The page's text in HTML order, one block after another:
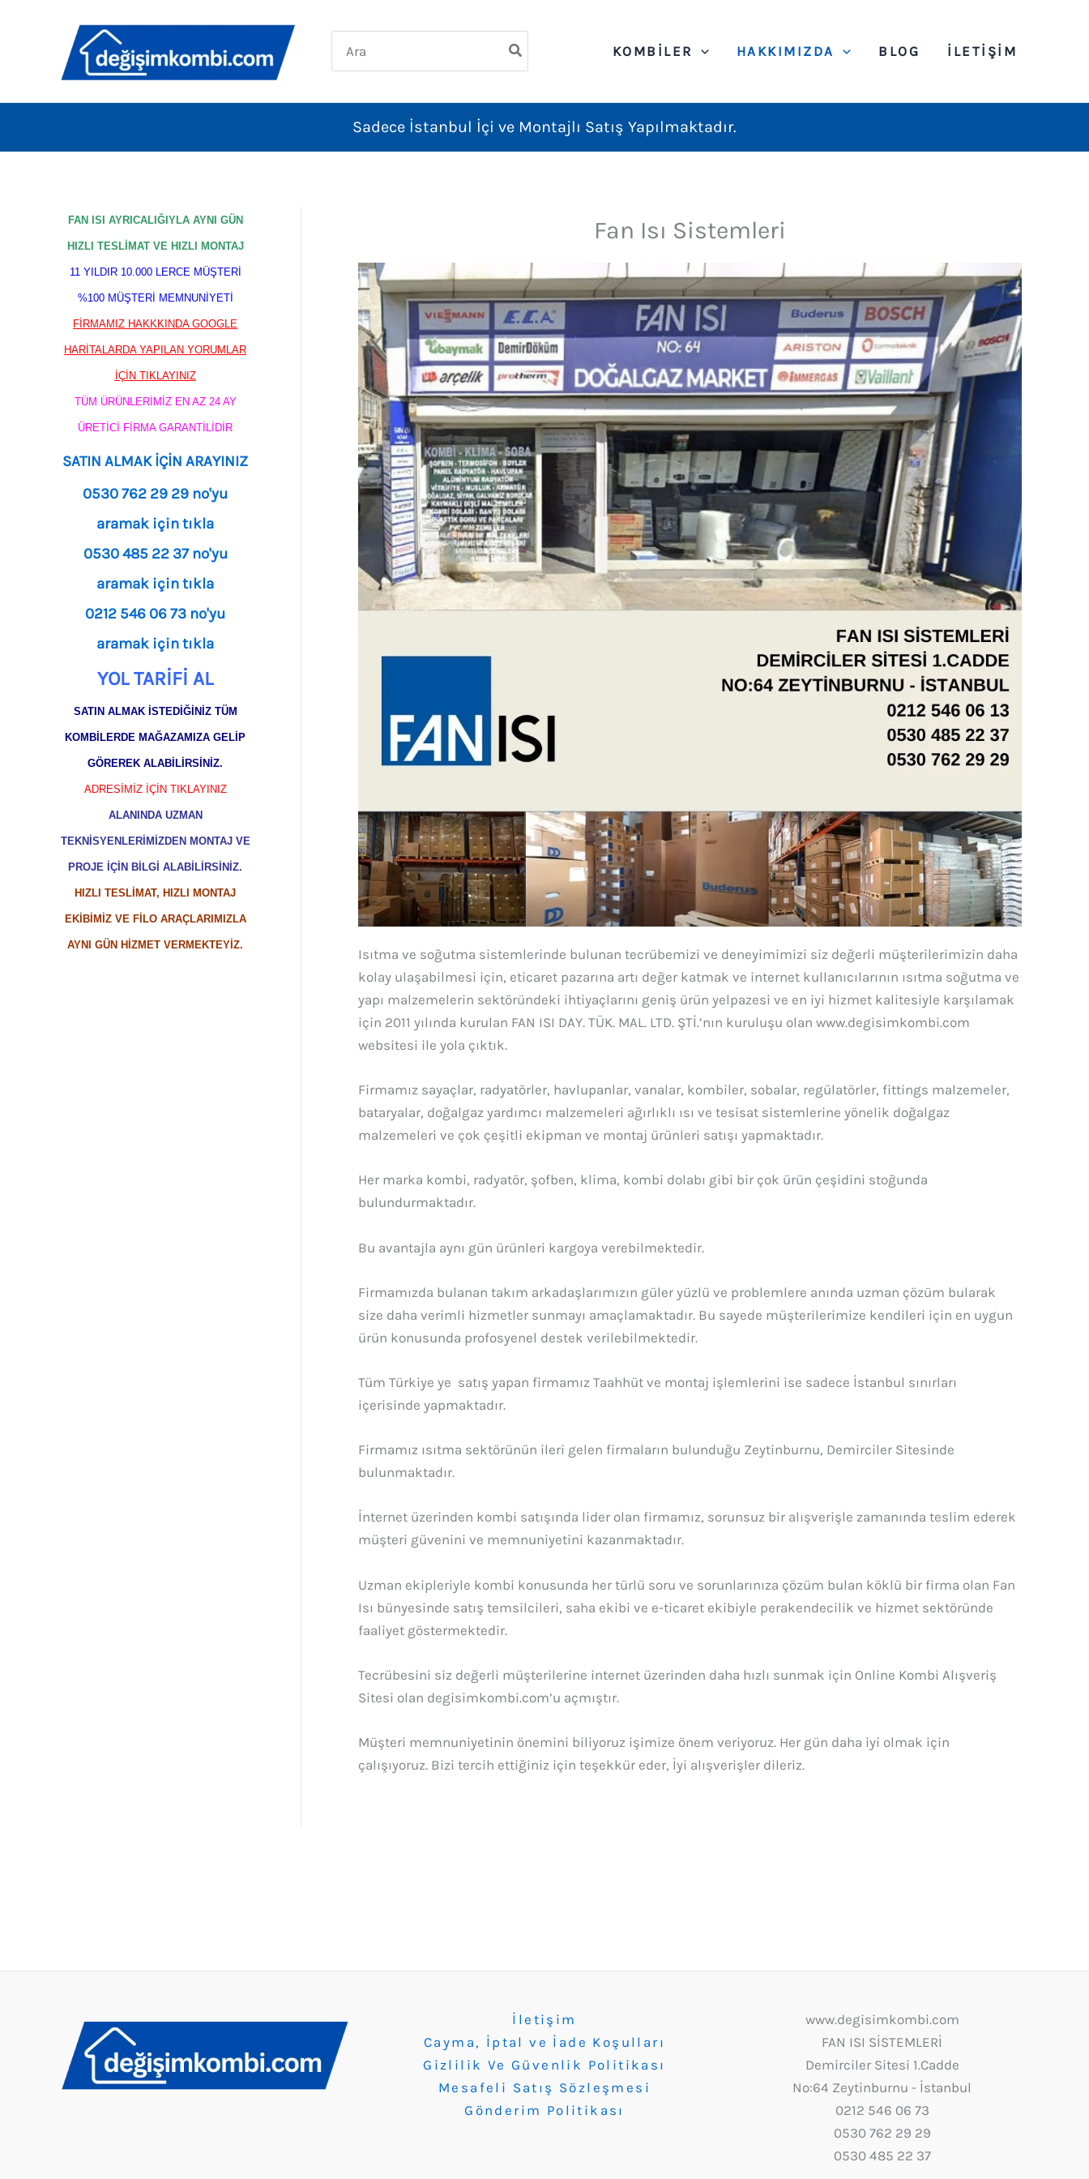
for:
KOMBILER HAKKIMIZDA BLOG İLETIŞIM
Sadece İstanbul İçi ve Montajlı Satış Yapılmaktadır.
FAN ISI AYRICALIĞIYLA AYNI GÜN
HIZLI TESLİMAT VE HIZLI MONTAJ
11 YILDIR 10.000 LERCE MÜŞTERİ
%100 MÜŞTERİ MEMNUNİYETİ
FİRMAMIZ HAKKKINDA GOOGLE
HARİTALARDA YAPILAN YORUMLAR
İÇİN TIKLAYINIZ
TÜM ÜRÜNLERİMİZ EN AZ 24 AY
ÜRETİCİ FİRMA GARANTİLİDİR
SATIN ALMAK İÇİN ARAYINIZ
0530 762 29 29 no'yu
aramak için tıkla
0530 485 22 37 no'yu
aramak için tıkla
0212 546 06 73 no'yu
aramak için tıkla
YOL TARİFİ AL
SATIN ALMAK İSTEDİĞİNİZ TÜM
KOMBİLERDE MAĞAZAMIZA GELİP
GÖREREK ALABİLİRSİNİZ.
ADRESİMİZ İÇİN TIKLAYINIZ
ALANINDA UZMAN
TEKNİSYENLERİMİZDEN MONTAJ VE
PROJE İÇİN BİLGİ ALABİLİRSİNİZ.
HIZLI TESLİMAT, HIZLI MONTAJ
EKİBİMİZ VE FİLO ARAÇLARIMIZLA
AYNI GÜN HİZMET VERMEKTEYİZ.
Fan Isı Sistemleri
Isıtma ve soğutma sistemlerinde bulunan tecrübemizi ve deneyimimizi siz değerli müşterilerimizin daha
kolay ulaşabilmesi için, eticaret pazarına artı değer katmak ve internet kullanıcılarının ısıtma soğutma ve
yapı malzemelerin sektöründeki ihtiyaçlarını geniş ürün yelpazesi ve en iyi hizmet kalitesiyle karşılamak
için 2011 yılında kurulan FAN ISI DAY. TÜK. MAL. LTD. ŞTİ.’nın kuruluşu olan www.degisimkombi.com
websitesi ile yola çıktık.
Firmamız sayaçlar, radyatörler, havlupanlar, vanalar, kombiler, sobalar, regülatörler, fittings malzemeler,
bataryalar, doğalgaz yardımcı malzemeleri ağırlıklı ısı ve tesisat sistemlerine yönelik doğalgaz
malzemeleri ve çok çeşitli ekipman ve montaj ürünleri satışı yapmaktadır.
Her marka kombi, radyatör, şofben, klima, kombi dolabı gibi bir çok ürün çeşidini stoğunda
bulundurmaktadır.
Bu avantajla aynı gün ürünleri kargoya verebilmektedir.
Firmamızda bulanan takım arkadaşlarımızın güler yüzlü ve problemlere anında uzman çözüm bularak
size daha verimli hizmetler sunmayı amaçlamaktadır. Bu sayede müşterilerimize kendileri için en uygun
ürün konusunda profosyenel destek verilebilmektedir.
Tüm Türkiye ye satış yapan firmamız Taahhüt ve montaj işlemlerini ise sadece İstanbul sınırları
içerisinde yapmaktadır.
Firmamız ısıtma sektörünün ileri gelen firmaların bulunduğu Zeytinburnu, Demirciler Sitesinde
bulunmaktadır.
İnternet üzerinden kombi satışında lider olan firmamız, sorunsuz bir alışverişle zamanında teslim ederek
müşteri güvenini ve memnuniyetini kazanmaktadır.
Uzman ekipleriyle kombi konusunda her türlü soru ve sorunlarınıza çözüm bulan köklü bir firma olan Fan
Isı bünyesinde satış temsilcileri, saha ekibi ve e-ticaret ekibiyle perakendecilik ve hizmet sektöründe
faaliyet göstermektedir.
Tecrübesini siz değerli müşterilerine internet üzerinden daha hızlı sunmak için Online Kombi Alışveriş
Sitesi olan degisimkombi.com’u açmıştır.
Müşteri memnuniyetinin önemini biliyoruz işimize önem veriyoruz. Her gün daha iyi olmak için
çalışıyoruz. Bizi tercih ettiğiniz için teşekkür eder, İyi alışverişler dileriz.
İletişim
Cayma, İptal ve İade Koşulları
Gizlilik Ve Güvenlik Politikası
Mesafeli Satış Sözleşmesi
Gönderim Politikası
www.degisimkombi.com
FAN ISI SİSTEMLERİ
Demirciler Sitesi 1.Cadde
No:64 Zeytinburnu - İstanbul
0212 546 06 73
0530 762 29 29
0530 485 22 37